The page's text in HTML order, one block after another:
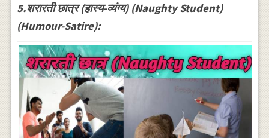
5.शरारती छात्र (हास्य-व्यंग्य) (Naughty Student)
(Humour-Satire):